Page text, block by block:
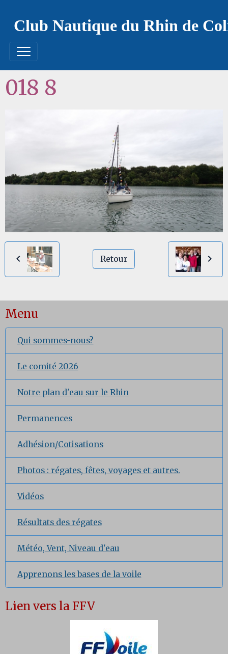
Club Nautique du Rhin de
018 8
Retour
Menu
Qui sommes-nous?
Le comité 2026
Notre plan d'eau sur le Rhin
Permanences
Adhésion/Cotisations
Photos : régates, fêtes, voyages et autres.
Vidéos
Résultats des régates
Météo, Vent, Niveau d'eau
Apprenons les bases de la voile
Lien vers la FFV